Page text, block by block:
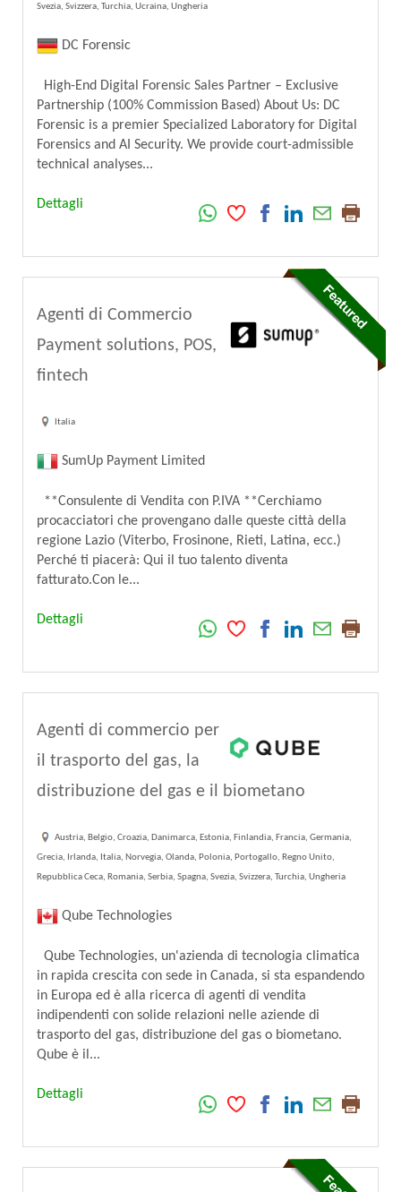
Svezia, Svizzera, Turchia, Ucraina, Ungheria
DC Forensic
High-End Digital Forensic Sales Partner – Exclusive
Partnership (100% Commission Based) About Us: DC
Forensic is a premier Specialized Laboratory for Digital
Forensics and AI Security. We provide court-admissible
technical analyses...
Dettagli
Agenti di Commercio
Payment solutions, POS,
fintech
Italia
SumUp Payment Limited
**Consulente di Vendita con P.IVA **Cerchiamo
procacciatori che provengano dalle queste città della
regione Lazio (Viterbo, Frosinone, Rieti, Latina, ecc.)
Perché ti piacerà: Qui il tuo talento diventa
fatturato.Con le...
Dettagli
Agenti di commercio per
il trasporto del gas, la
distribuzione del gas e il biometano
Austria, Belgio, Croazia, Danimarca, Estonia, Finlandia, Francia, Germania,
Grecia, Irlanda, Italia, Norvegia, Olanda, Polonia, Portogallo, Regno Unito,
Repubblica Ceca, Romania, Serbia, Spagna, Svezia, Svizzera, Turchia, Ungheria
Qube Technologies
Qube Technologies, un'azienda di tecnologia climatica
in rapida crescita con sede in Canada, si sta espandendo
in Europa ed è alla ricerca di agenti di vendita
indipendenti con solide relazioni nelle aziende di
trasporto del gas, distribuzione del gas o biometano.
Qube è il...
Dettagli